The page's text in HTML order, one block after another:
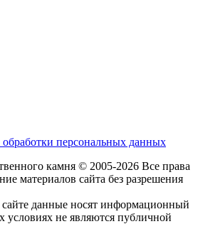
персональных данных
камня © 2005-2026 Все права
материалов сайта без разрешения
данные носят информационный
условиях не являются публичной